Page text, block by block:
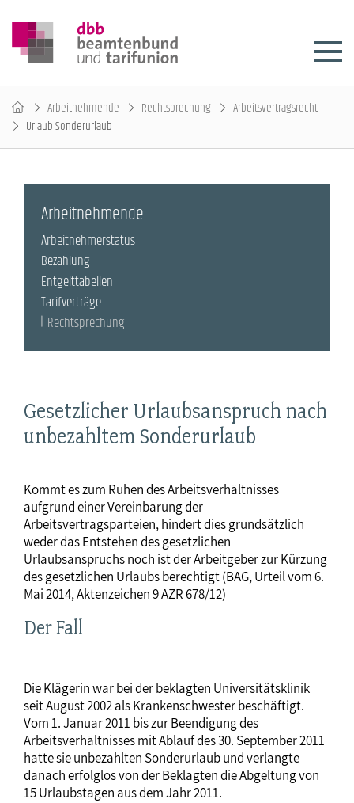
Arbeitnehmende Rechtsprechung
Arbeitsvertragsrecht
Urlaub Sonderurlaub
Gesetzlicher Urlaubsanspruch nach
unbezahltem Sonderurlaub
Kommt es zum Ruhen des Arbeitsverhältnisses
aufgrund einer Vereinbarung der
Arbeitsvertragsparteien, hindert dies grundsätzlich
weder das Entstehen des gesetzlichen
Urlaubsanspruchs noch ist der Arbeitgeber zur Kürzung
des gesetzlichen Urlaubs berechtigt (BAG, Urteil vom 6.
Mai 2014, Aktenzeichen 9 AZR 678/12)
Der Fall
Die Klägerin war bei der beklagten Universitätsklinik
seit August 2002 als Krankenschwester beschäftigt.
Vom 1. Januar 2011 bis zur Beendigung des
Arbeitsverhältnisses mit Ablauf des 30. September 2011
hatte sie unbezahlten Sonderurlaub und verlangte
danach erfolglos von der Beklagten die Abgeltung von
15 Urlaubstagen aus dem Jahr 2011.
Arbeitnehmende
Arbeitnehmerstatus
Bezahlung
Entgelttabellen
Tarifverträge
Rechtsprechung